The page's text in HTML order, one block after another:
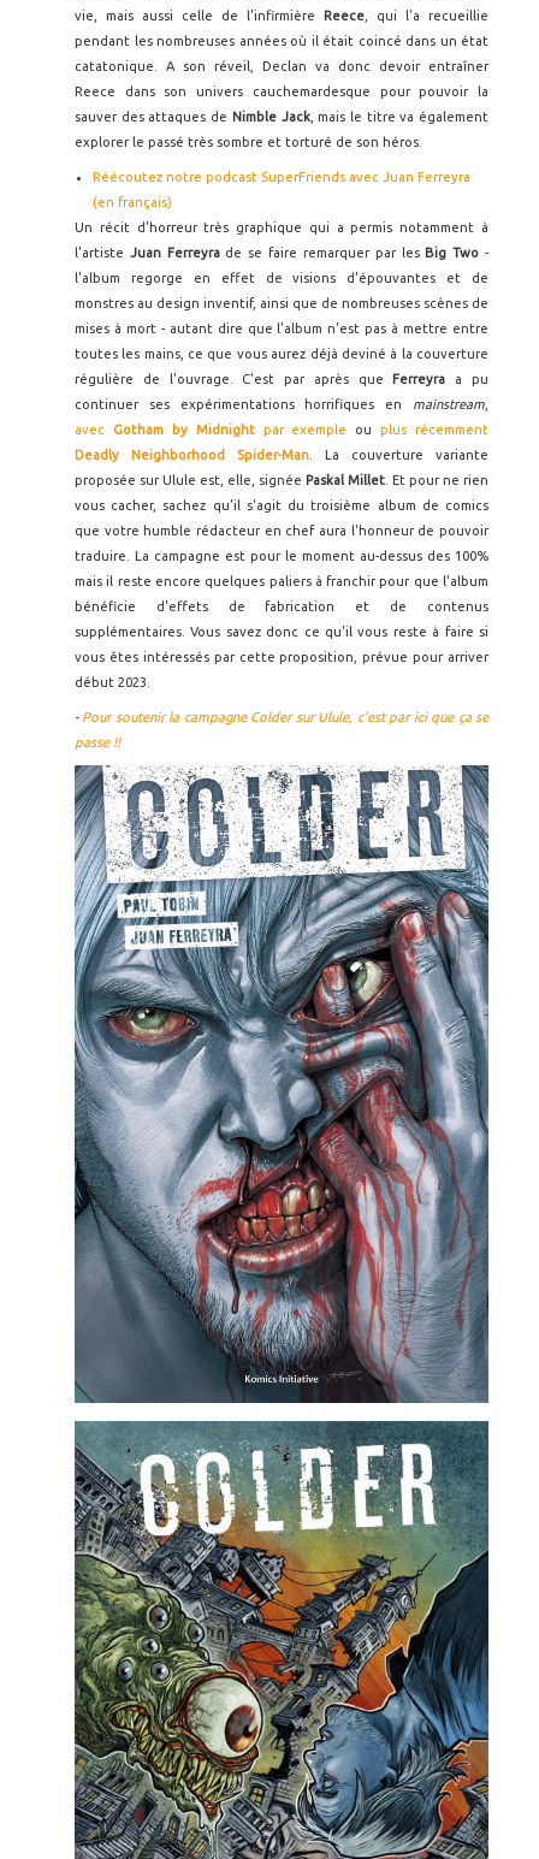
vie, mais aussi celle de l'infirmière
Reece , qui l'a recueillie
pendant les nombreuses années où il était coincé dans un état
catatonique. A son réveil, Declan va donc devoir entraîner
Reece dans son univers cauchemardesque pour pouvoir la
sauver des attaques de Nimble Jack, mais le titre va également
explorer le passé très sombre et torturé de son héros.
Réécoutez notre podcast SuperFriends avec Juan Ferreyra
(en français)
Un récit d'horreur très graphique qui a permis notamment à
l'artiste Juan Ferreyra de se faire remarquer par les Big Two -
l'album regorge en effet de visions d'épouvantes et de
monstres au design inventif, ainsi que de nombreuses scènes de
mises à mort - autant dire que l'album n'est pas à mettre entre
toutes les mains, ce que vous aurez déjà deviné à la couverture
régulière de l'ouvrage. C'est par après que
Ferreyra a pu
continuer ses expérimentations horrifiques en mainstream
avec Gotham by Midnight par exemple ouplus récemment
Deadly Neighborhood Spider-Man . La couverture variante
proposée sur Ulule est, elle, signée Paskal Millet . Et pour ne rien
vous cacher, sachez qu'il s'agit du troisième album de comics
que votre humble rédacteur en chef aura l'honneur de pouvoir
traduire. La campagne est pour le moment au-dessus des 100%
mais il reste encore quelques paliers à franchir pour que l'album
bénéficie d'effets de fabrication et de contenus
supplémentaires. Vous savez donc ce qu'il vous reste à faire si
vous êtes intéressés par cette proposition, prévue pour arriver
début 2023.
- Pour soutenir la campagne Colder sur Ulule, c'est par ici que ça se
passe !!